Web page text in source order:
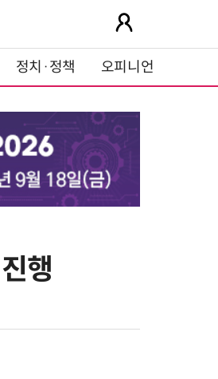
정치·정책 오피니언
행